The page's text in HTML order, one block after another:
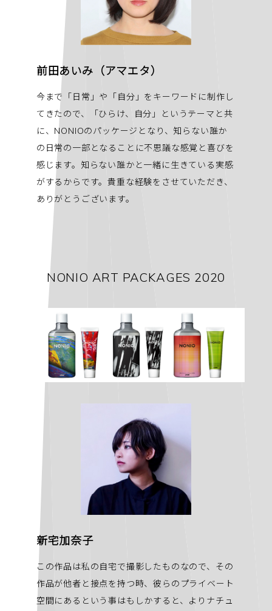
前田あいみ（アマエタ）
今まで「日常」や「自分」をキーワードに制作し
てきたので、「ひらけ、自分」というテーマと共
に、NONIOのパッケージとなり、知らない誰か
の日常の一部となることに不思議な感覚と喜びを
感じます。知らない誰かと一緒に生きている実感
がするからです。貴重な経験をさせていただき、
ありがとうございます。
NONIO ART PACKAGES 2020
新宅加奈子
この作品は私の自宅で撮影したものなので、その
作品が他者と接点を持つ時、彼らのプライベート
空間にあるという事はもしかすると、よりナチュ